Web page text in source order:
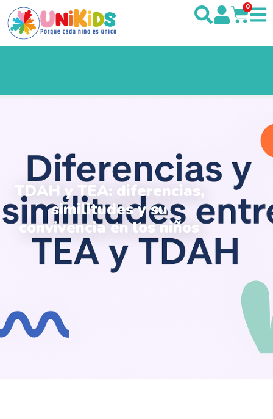
0
TDAH y TEA: diferencias,
similitudes y su
convivencia en los niños